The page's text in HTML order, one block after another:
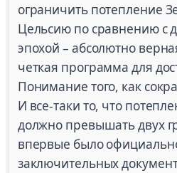
ограничить потепление
Цельсию по сравнению с
эпохой – абсолютно
четкая программа для
Понимание того, как
И все-таки то, что
должно превышать двух
впервые было
заключительных